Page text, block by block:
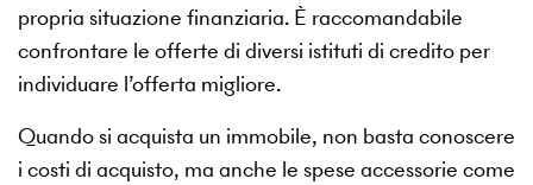
propria situazione finanziaria. È raccomandabile
confrontare le offerte di diversi istituti di credito per
individuare l’offerta migliore.
Quando si acquista un immobile, non basta conoscere
i costi di acquisto, ma anche le spese accessorie come